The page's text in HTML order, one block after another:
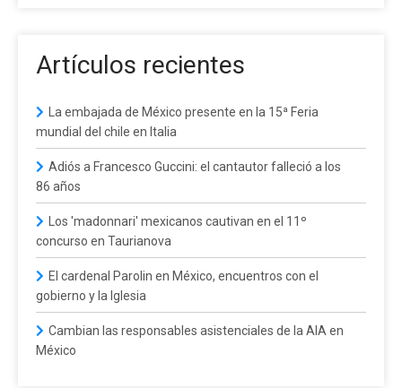
Artículos recientes
La embajada de México presente en la 15ª Feria
mundial del chile en Italia
Adiós a Francesco Guccini: el cantautor falleció a los
86 años
Los 'madonnari' mexicanos cautivan en el 11º
concurso en Taurianova
El cardenal Parolin en México, encuentros con el
gobierno y la Iglesia
Cambian las responsables asistenciales de la AIA en
México